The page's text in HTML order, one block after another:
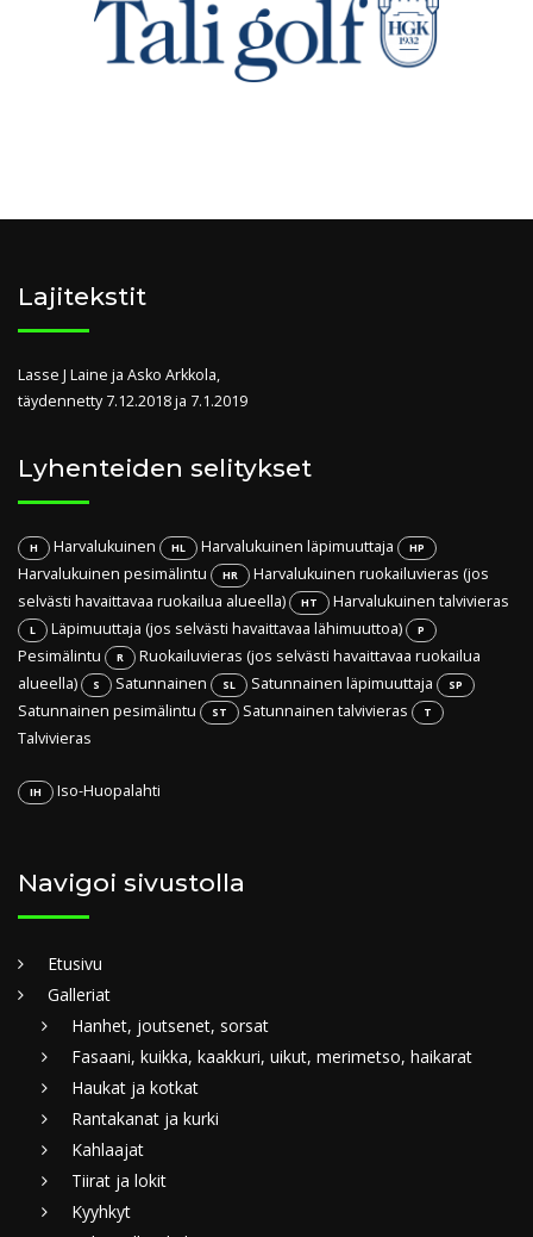
Lajitekstit
Lasse J Laine ja Asko Arkkola,
täydennetty 7.12.2018 ja 7.1.2019
Lyhenteiden selitykset
H Harvalukuinen HL Harvalukuinen läpimuuttaja HP
Harvalukuinen pesimälintu HR
Harvalukuinen ruokailuvieras (jos
selvästi havaittavaa ruokailua alueella)
HT Harvalukuinen talvivieras
L Läpimuuttaja (jos selvästi havaittavaa lähimuuttoa) P
Pesimälintu R
Ruokailuvieras (jos selvästi havaittavaa ruokailua
alueella)
S Satunnainen SL Satunnainen läpimuuttaja SP
Satunnainen pesimälintu ST Satunnainen talvivieras T
Talvivieras
IH Iso-Huopalahti
Navigoi sivustolla
Etusivu
Galleriat
Hanhet, joutsenet, sorsat
Fasaani, kuikka, kaakkuri, uikut, merimetso, haikarat
Haukat ja kotkat
Rantakanat ja kurki
Kahlaajat
Tiirat ja lokit
Kyyhkyt